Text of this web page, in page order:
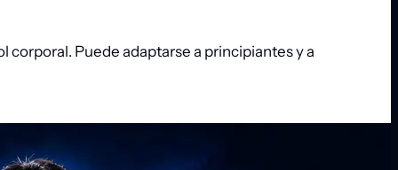
Puede adaptarse a principiantes y a